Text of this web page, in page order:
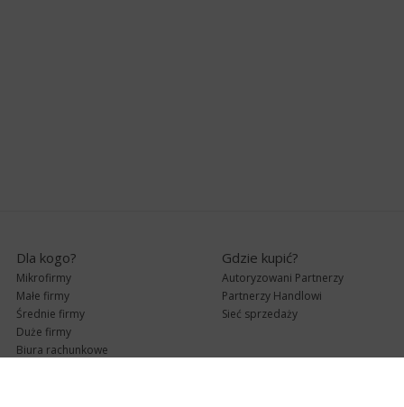
Dla kogo?
Mikrofirmy
Małe firmy
Średnie firmy
Duże firmy
Biura rachunkowe
Gdzie kupić?
Autoryzowani Partnerzy
Partnerzy Handlowi
Sieć sprzedaży